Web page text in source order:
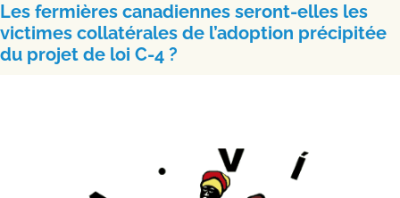
Les fermières canadiennes seront-elles les
victimes collatérales de l’adoption précipitée
du projet de loi C-4 ?